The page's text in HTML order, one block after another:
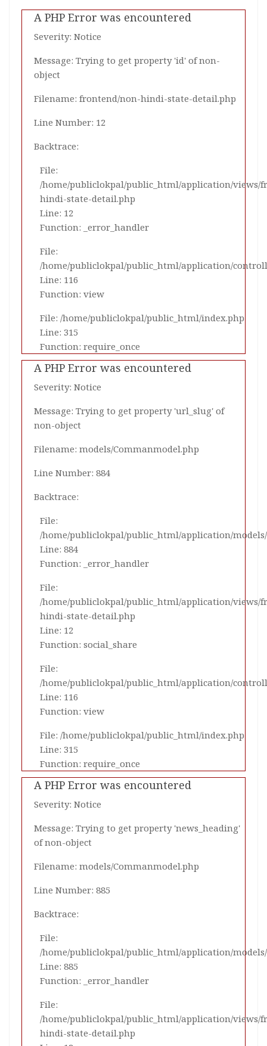
स्ट्रेट ऑफ़ होर्मुज गतिरोध: समझौते के लिए दोनों पक्षों को करनी होगी
रियायतें
नए सीईओ
उदयनिधि स्टालिन ने कहा ‘गिरफ्तारी का मकसद किसानों के मुद्दों से ध्यान
भटकाना’
A PHP Error was encountered
Severity: Notice
Message: Trying to get property 'id' of non-
object
Filename: frontend/non-hindi-state-detail.php
Line Number: 12
Backtrace:
File:
/home/publiclokpal/public_html/application/views/
hindi-state-detail.php
Line: 12
Function: _error_handler
File:
/home/publiclokpal/public_html/application/
Line: 116
Function: view
File: /home/publiclokpal/public_html/index.php
Line: 315
Function: require_once
A PHP Error was encountered
Severity: Notice
Message: Trying to get property 'url_slug' of
non-object
Filename: models/Commanmodel.php
Line Number: 884
Backtrace:
File:
/home/publiclokpal/public_html/application/
Line: 884
Function: _error_handler
File:
/home/publiclokpal/public_html/application/views/
hindi-state-detail.php
Line: 12
Function: social_share
File:
/home/publiclokpal/public_html/application/
Line: 116
Function: view
File: /home/publiclokpal/public_html/index.php
Line: 315
Function: require_once
A PHP Error was encountered
Severity: Notice
Message: Trying to get property 'news_heading'
of non-object
Filename: models/Commanmodel.php
Line Number: 885
Backtrace:
File:
/home/publiclokpal/public_html/application/
Line: 885
Function: _error_handler
File:
/home/publiclokpal/public_html/application/views/
hindi-state-detail.php